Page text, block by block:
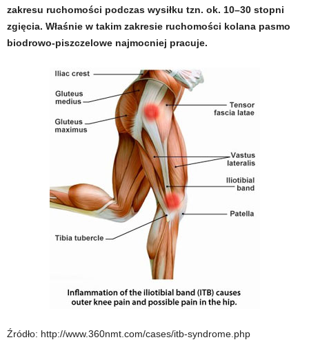
zakresu ruchomości podczas wysiłku tzn. ok. 10–30 stopni
zgięcia. Właśnie w takim zakresie ruchomości kolana pasmo
biodrowo-piszczelowe najmocniej pracuje.
Źródło: http://www.360nmt.com/cases/itb-syndrome.php